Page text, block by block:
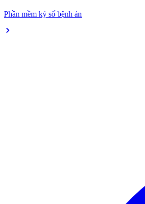
Phần mềm ký số bệnh án